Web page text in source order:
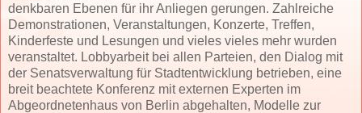
denkbaren Ebenen für ihr Anliegen gerungen. Zahlreiche
Demonstrationen, Veranstaltungen, Konzerte, Treffen,
Kinderfeste und Lesungen und vieles vieles mehr wurden
veranstaltet. Lobbyarbeit bei allen Parteien, den Dialog mit
der Senatsverwaltung für Stadtentwicklung betrieben, eine
breit beachtete Konferenz mit externen Experten im
Abgeordnetenhaus von Berlin abgehalten, Modelle zur